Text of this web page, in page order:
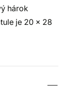
hárok
je 20 x 28